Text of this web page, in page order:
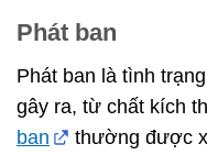
Phát ban
Phát ban là tình trạng
gây ra, từ chất kích
ban
thường được